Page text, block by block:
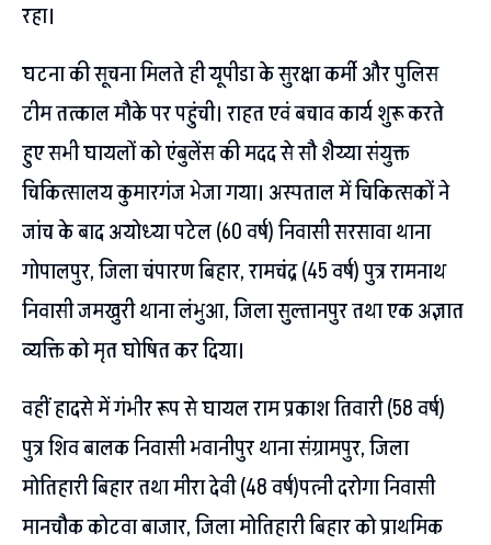
रहा।
घटना की सूचना मिलते ही यूपीडा के सुरक्षा कर्मी और पुलिस
टीम तत्काल मौके पर पहुंची। राहत एवं बचाव कार्य शुरू करते
हुए सभी घायलों को एंबुलेंस की मदद से सौ शैय्या संयुक्त
चिकित्सालय कुमारगंज भेजा गया। अस्पताल में चिकित्सकों ने
जांच के बाद अयोध्या पटेल (60 वर्ष) निवासी सरसावा थाना
गोपालपुर, जिला चंपारण बिहार, रामचंद्र (45 वर्ष) पुत्र रामनाथ
निवासी जमखुरी थाना लंभुआ, जिला सुल्तानपुर तथा एक अज्ञात
व्यक्ति को मृत घोषित कर दिया।
वहीं हादसे में गंभीर रूप से घायल राम प्रकाश तिवारी (58 वर्ष)
पुत्र शिव बालक निवासी भवानीपुर थाना संग्रामपुर, जिला
मोतिहारी बिहार तथा मीरा देवी (48 वर्ष)पत्नी दरोगा निवासी
मानचौक कोटवा बाजार, जिला मोतिहारी बिहार को प्राथमिक